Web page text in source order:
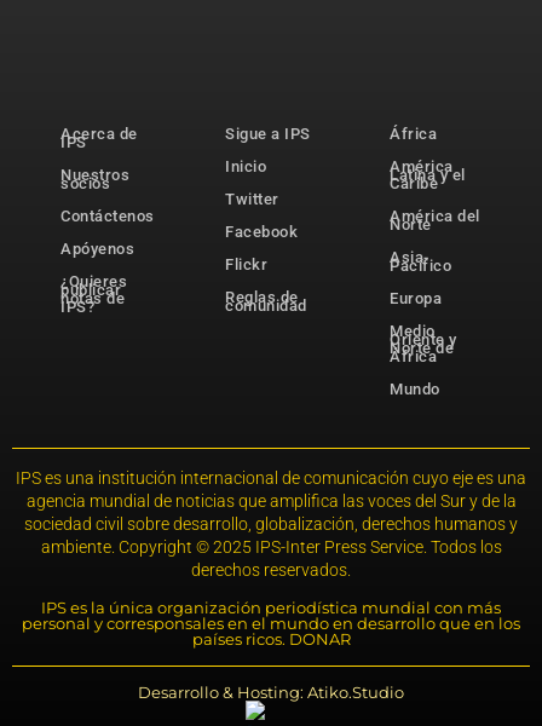
Acerca de
IPS
Nuestros
socios
Contáctenos
Apóyenos
¿Quieres
publicar
notas de
IPS?
Sigue a IPS
Inicio
Twitter
Facebook
Flickr
Reglas de
comunidad
África
América
Latina y el
Caribe
América del
Norte
Asia-
Pacífico
Europa
Medio
Oriente y
Norte de
África
Mundo
IPS es una institución internacional de comunicación cuyo eje es una
agencia mundial de noticias que amplifica las voces del Sur y de la
sociedad civil sobre desarrollo, globalización, derechos humanos y
ambiente. Copyright © 2025 IPS-Inter Press Service. Todos los
derechos reservados.
IPS es la única organización periodística mundial con más
personal y corresponsales en el mundo en desarrollo que en los
países ricos. DONAR
Desarrollo & Hosting: Atiko.Studio